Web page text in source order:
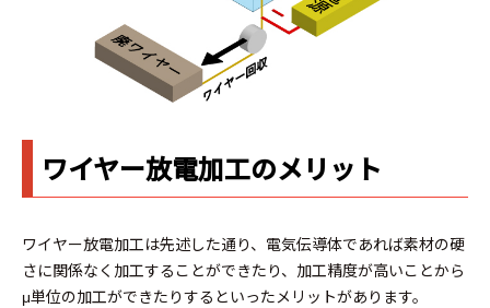
ワイヤー放電加工のメリット
ワイヤー放電加工は先述した通り、電気伝導体であれば素材の硬
さに関係なく加工することができたり、加工精度が高いことから
μ単位の加工ができたりするといったメリットがあります。